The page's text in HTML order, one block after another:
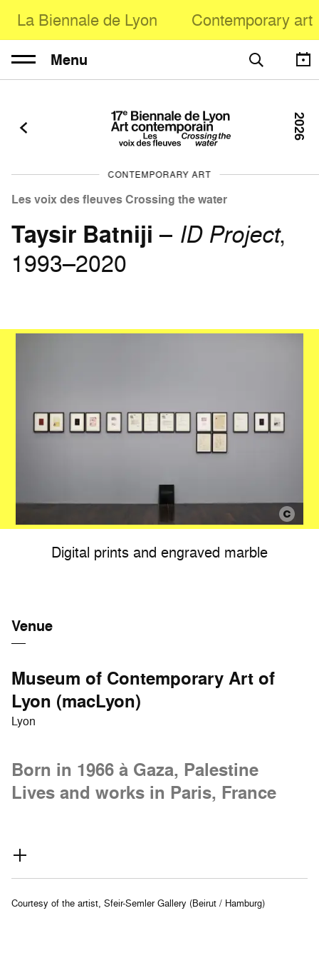
La Biennale de Lyon Contemporary art
Menu
CONTEMPORARY ART
Les voix des fleuves Crossing the water
Taysir Batniji – ID Project,
1993–2020
2026
Digital prints and engraved marble
Venue
Museum of Contemporary Art of
Lyon (macLyon)
Lyon
Born in 1966 à Gaza, Palestine
Lives and works in Paris, France
Courtesy of the artist, Sfeir-Semler Gallery (Beirut / Hamburg)